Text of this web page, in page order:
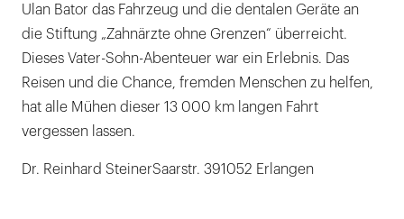
Ulan Bator das Fahrzeug und die dentalen Geräte an
die Stiftung „Zahnärzte ohne Grenzen“ überreicht.
Dieses Vater-Sohn-Abenteuer war ein Erlebnis. Das
Reisen und die Chance, fremden Menschen zu helfen,
hat alle Mühen dieser 13 000 km langen Fahrt
vergessen lassen.
Dr. Reinhard SteinerSaarstr. 391052 Erlangen